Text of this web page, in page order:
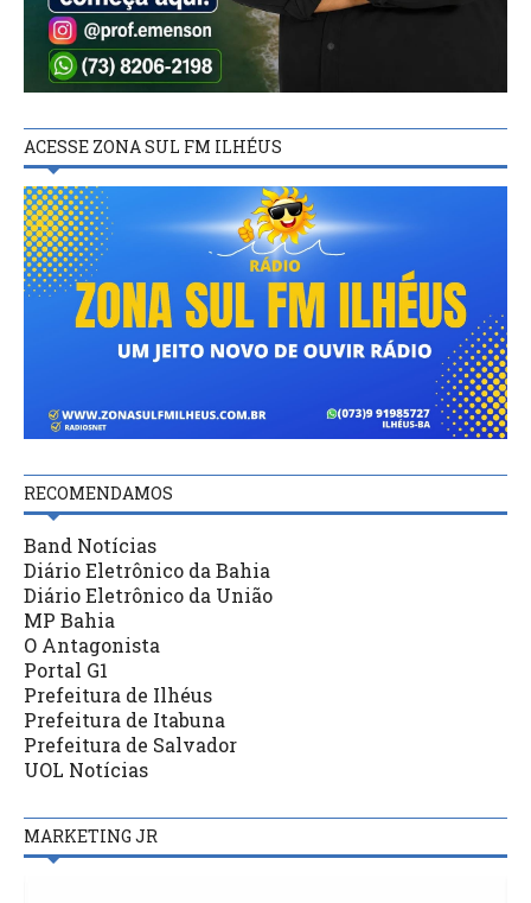
ACESSE ZONA SUL FM ILHÉUS
RECOMENDAMOS
Band Notícias
Diário Eletrônico da Bahia
Diário Eletrônico da União
MP Bahia
O Antagonista
Portal G1
Prefeitura de Ilhéus
Prefeitura de Itabuna
Prefeitura de Salvador
UOL Notícias
MARKETING JR